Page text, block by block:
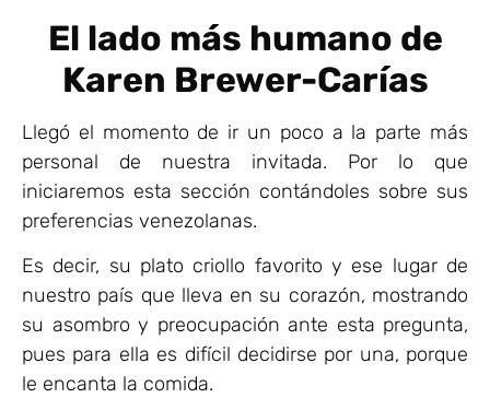
El lado más humano de
Karen Brewer-Carías
Llegó el momento de ir un poco a la parte más
personal de nuestra invitada. Por lo que
iniciaremos esta sección contándoles sobre sus
preferencias venezolanas.
Es decir, su plato criollo favorito y ese lugar de
nuestro país que lleva en su corazón, mostrando
su asombro y preocupación ante esta pregunta,
pues para ella es difícil decidirse por una, porque
le encanta la comida.